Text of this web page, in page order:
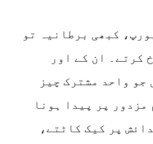
کبھی برطانیہ تو
کرتے۔ ان کے اور
جو واحد مشترک چیز
مزدور پر پیدا ہونا
پر کیک کاٹتے،